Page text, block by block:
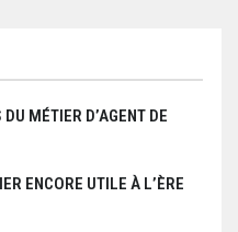
MÉTIER D’AGENT DE
ENCORE UTILE À L’ÈRE